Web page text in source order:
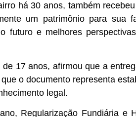
há 30 anos, também
um patrimônio para sua
futuro e melhores
17 anos, afirmou que a
o documento representa
legal.
Regularização Fundiária e